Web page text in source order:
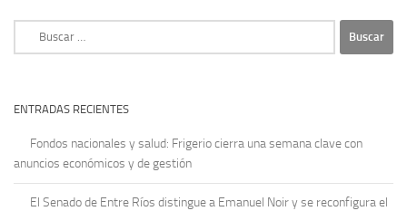
ENTRADAS RECIENTES
Fondos nacionales y salud: Frigerio cierra una semana clave con
anuncios económicos y de gestión
El Senado de Entre Ríos distingue a Emanuel Noir y se reconfigura el